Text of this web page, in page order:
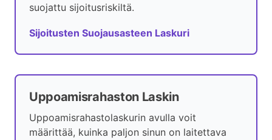
suojattu sijoitusriskiltä.
Sijoitusten Suojausasteen Laskuri
Uppoamisrahaston Laskin
Uppoamisrahastolaskurin avulla voit
määrittää, kuinka paljon sinun on laitettava